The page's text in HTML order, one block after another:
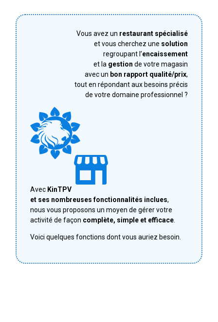
Vous avez un restaurant spécialisé
et vous cherchez une solution
regroupant l’encaissement
et la gestionde votre magasin
avec un bon rapport qualité/prix,
tout en répondant aux besoins précis
de votre domaine professionnel ?
Avec KinTPV
et ses nombreuses fonctionnalités inclues,
nous vous proposons un moyen de gérer votre
activité de façon complète, simple et efficace.
Voici quelques fonctions dont vous auriez besoin.